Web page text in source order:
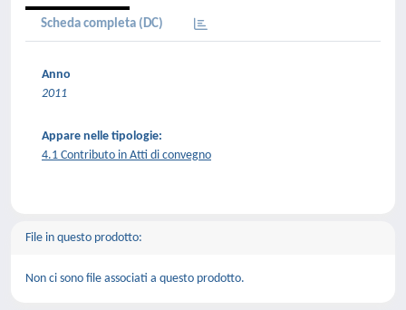
Scheda completa (DC)
Anno
2011
Appare nelle tipologie:
4.1 Contributo in Atti di convegno
File in questo prodotto:
Non ci sono file associati a questo prodotto.